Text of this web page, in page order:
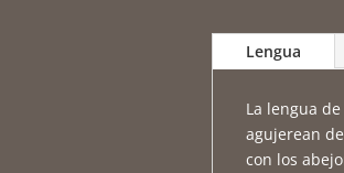
Lengua
La lengua de
agujerean
con los